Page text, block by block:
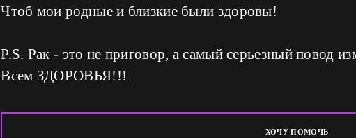
Чтоб мои родные и близкие были здоровы!
P.S. Рак - это не приговор, а самый серьезный повод
Всем ЗДОРОВЬЯ!!!
ХОЧУ ПОМОЧЬ